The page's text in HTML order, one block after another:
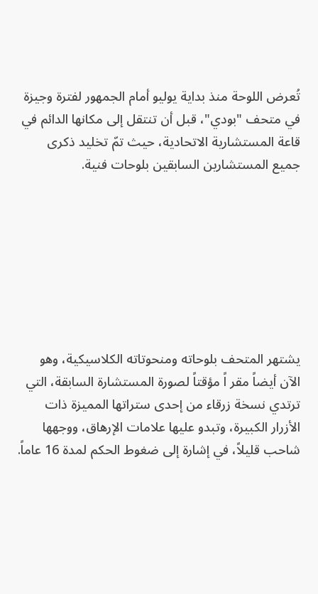
تُعرض اللوحة منذ بداية يوليو أمام الجمهور لفترة وجيزة
في متحف "بودي"، قبل أن تنتقل إلى مكانها الدائم في
قاعة المستشارية الاتحادية، حيث تمّ تخليد ذكرى
جميع المستشارين السابقين بلوحات فنية.
يشتهر المتحف بلوحاته ومنحوتاته الكلاسيكية، وهو
الآن أيضاً مقر اً مؤقتاً لصورة المستشارة السابقة، التي
ترتدي نسخة زرقاء من إحدى ستراتها المميزة ذات
الأزرار الكبيرة، وتبدو عليها علامات الإرهاق، ووجهها
شاحب قليلاً، في إشارة إلى ضغوط الحكم لمدة 16 عاماً.